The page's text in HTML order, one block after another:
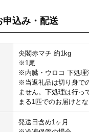
込み・配送
尖閣赤マチ 約1kg
※1尾
※内臓・ウロコ 下処理
※当返礼品は切り身で
ません。下処理は行っ
まる1匹でのお届けとな
発送日含め1ヶ月